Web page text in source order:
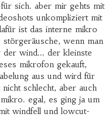
sich. aber mir gehts mit
unkompliziert mit
ist das interne mikro
wenn man
der wind... der kleinste
mikrofon gekauft,
aus und wird für
schlecht, aber auch
egal, es ging ja um
windfell und lowcut-